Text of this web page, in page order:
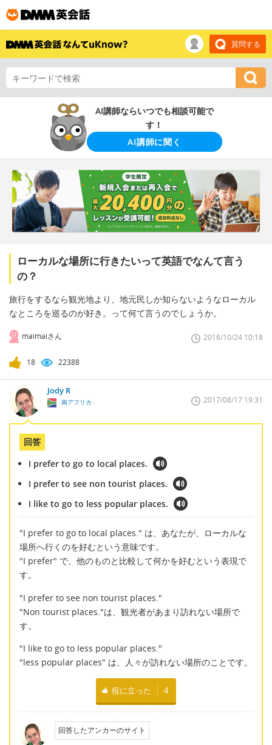
質問する
AI講師ならいつでも相談可能で
す！
AI講師に聞く
ローカルな場所に行きたいって英語でなんて言う
の？
旅行をするなら観光地より、地元民しか知らないようなローカル
なところを巡るのが好き。って何て言うのでしょうか。
maimaiさん 2016/10/24 10:18
18 22388
Jody R
南アフリカ 2017/08/17 19:31
回答
I prefer to go to local places.
I prefer to see non tourist places.
I like to go to less popular places.
"I prefer to go to local places." は、あなたが、ローカルな
場所へ行くのを好むという意味です。
"I prefer" で、他のものと比較して何かを好むという表現で
す。
"I prefer to see non tourist places."
"Non tourist places."は、観光者があまり訪れない場所で
す。
"I like to go to less popular places."
"less popular places" は、人々が訪れない場所のことです。
役に立った 4
回答したアンカーのサイト